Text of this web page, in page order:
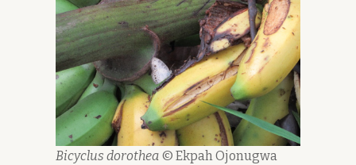
Bicyclus dorothea © Ekpah Ojonugwa